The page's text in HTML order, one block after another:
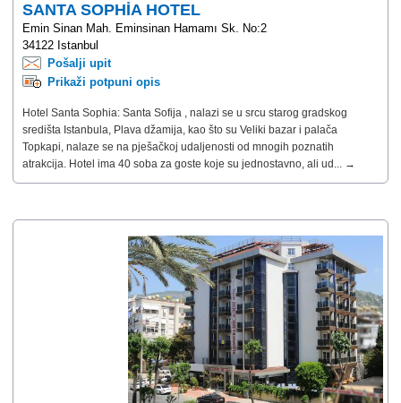
SANTA SOPHİA HOTEL
Emin Sinan Mah. Eminsinan Hamamı Sk. No:2
34122 Istanbul
Pošalji upit
Prikaži potpuni opis
Hotel Santa Sophia: Santa Sofija , nalazi se u srcu starog gradskog
središta Istanbula, Plava džamija, kao što su Veliki bazar i palača
Topkapi, nalaze se na pješačkoj udaljenosti od mnogih poznatih
atrakcija. Hotel ima 40 soba za goste koje su jednostavno, ali ud... →